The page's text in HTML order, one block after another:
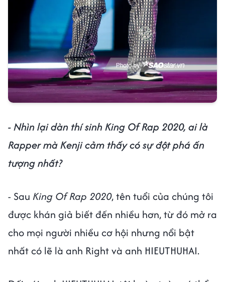
- Nhìn lại dàn thí sinh King Of Rap 2020, ai là
Rapper mà Kenji cảm thấy có sự đột phá ấn
tượng nhất?
- Sau King Of Rap 2020, tên tuổi của chúng tôi
được khán giả biết đến nhiều hơn, từ đó mở ra
cho mọi người nhiều cơ hội nhưng nổi bật
nhất có lẽ là anh Right và anh HIEUTHUHAI.